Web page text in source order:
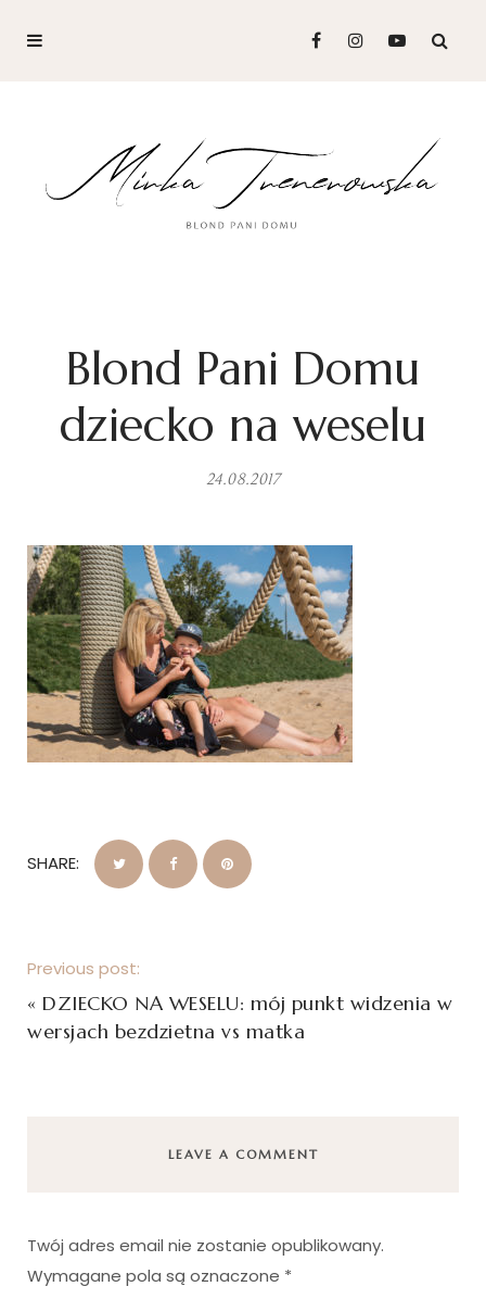
Blond Pani Domu
dziecko na weselu
24.08.2017
SHARE:
Previous post:
« DZIECKO NA WESELU: mój punkt widzenia w
wersjach bezdzietna vs matka
LEAVE A COMMENT
Twój adres email nie zostanie opublikowany.
Wymagane pola są oznaczone *